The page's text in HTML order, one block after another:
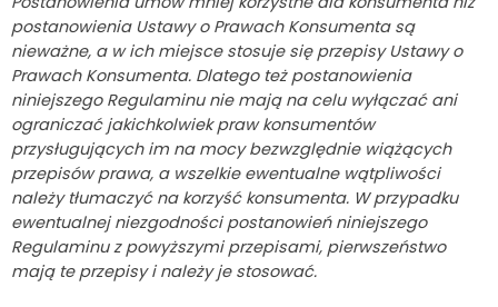
postanowienia Ustawy o Prawach Konsumenta są
nieważne, a w ich miejsce stosuje się przepisy Ustawy o
Prawach Konsumenta. Dlatego też postanowienia
niniejszego Regulaminu nie mają na celu wyłączać ani
ograniczać jakichkolwiek praw konsumentów
przysługujących im na mocy bezwzględnie wiążących
przepisów prawa, a wszelkie ewentualne wątpliwości
należy tłumaczyć na korzyść konsumenta. W przypadku
ewentualnej niezgodności postanowień niniejszego
Regulaminu z powyższymi przepisami, pierwszeństwo
mają te przepisy i należy je stosować.